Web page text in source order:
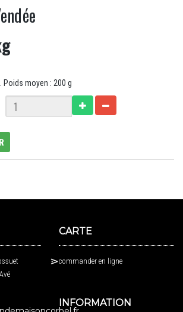
Poids moyen : 200 g
CARTE
commander en ligne
INFORMATION